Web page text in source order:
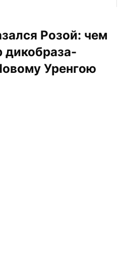
Розой: чем
дикобраза-
Уренгою